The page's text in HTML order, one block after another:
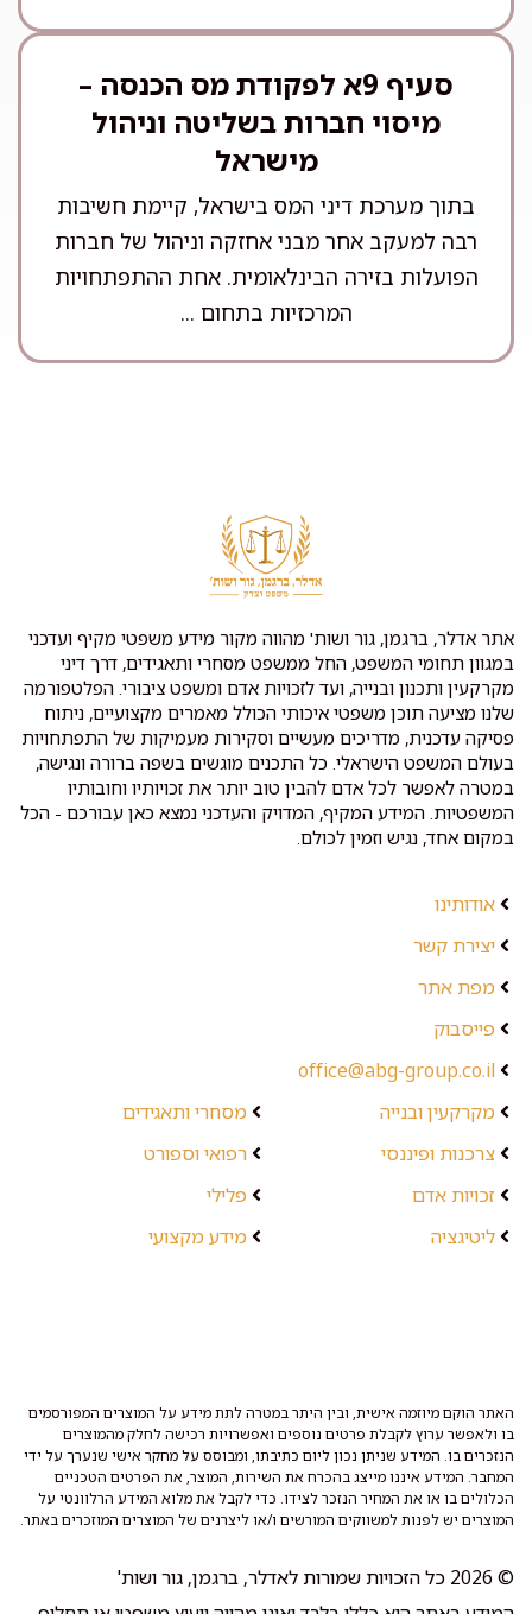
סעיף 9א לפקודת מס הכנסה –
מיסוי חברות בשליטה וניהול
מישראל
בתוך מערכת דיני המס בישראל, קיימת חשיבות
רבה למעקב אחר מבני אחזקה וניהול של חברות
הפועלות בזירה הבינלאומית. אחת ההתפתחויות
המרכזיות בתחום ...
אתר אדלר, ברגמן, גור ושות' מהווה מקור מידע משפטי מקיף ועדכני
במגוון תחומי המשפט, החל ממשפט מסחרי ותאגידים, דרך דיני
מקרקעין ותכנון ובנייה, ועד לזכויות אדם ומשפט ציבורי. הפלטפורמה
שלנו מציעה תוכן משפטי איכותי הכולל מאמרים מקצועיים, ניתוח
פסיקה עדכנית, מדריכים מעשיים וסקירות מעמיקות של התפתחויות
בעולם המשפט הישראלי. כל התכנים מוגשים בשפה ברורה ונגישה,
במטרה לאפשר לכל אדם להבין טוב יותר את זכויותיו וחובותיו
המשפטיות. המידע המקיף, המדויק והעדכני נמצא כאן עבורכם - הכל
במקום אחד, נגיש וזמין לכולם.
אודותינו
יצירת קשר
מפת אתר
פייסבוק
office@abg-group.co.il
מקרקעין ובנייה
צרכנות ופיננסי
זכויות אדם
ליטיגציה
מסחרי ותאגידים
רפואי וספורט
פלילי
מידע מקצועי
האתר הוקם מיוזמה אישית, ובין היתר במטרה לתת מידע על המוצרים המפורסמים
בו ולאפשר ערוץ לקבלת פרטים נוספים ואפשרויות רכישה לחלק מהמוצרים
הנזכרים בו. המידע שניתן נכון ליום כתיבתו, ומבוסס על מחקר אישי שנערך על ידי
המחבר. המידע איננו מייצג בהכרח את השירות, המוצר, את הפרטים הטכניים
הכלולים בו או את המחיר הנזכר לצידו. כדי לקבל את מלוא המידע הרלוונטי על
המוצרים יש לפנות למשווקים המורשים ו/או ליצרנים של המוצרים המוזכרים באתר.
© 2026 כל הזכויות שמורות לאדלר, ברגמן, גור ושות'